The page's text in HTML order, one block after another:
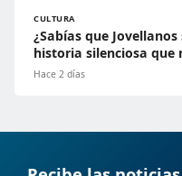
CULTURA
¿Sabías que
historia silenciosa que
Hace 2 días